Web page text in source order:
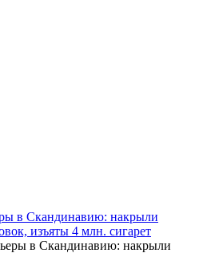
в Скандинавию: накрыли
изъяты 4 млн. сигарет